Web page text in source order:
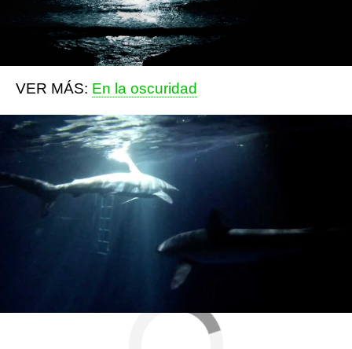
pasé para saludar. "La mitad de su cerebro
está dormido, el otro está despierto, y lo mismo
ocurre con los ojos".
VER MÁS: En la oscuridad
Más sobre este tema:
Tiburón